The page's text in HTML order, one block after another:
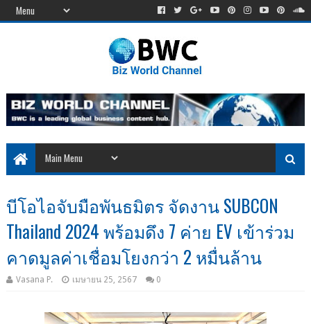
บีโอไอจับมือพันธมิตร จัดงาน SUBCON
Thailand 2024 พร้อมดึง 7 ค่าย EV เข้าร่วม
คาดมูลค่าเชื่อมโยงกว่า 2 หมื่นล้าน
Vasana P. เมษายน 25, 2567 0